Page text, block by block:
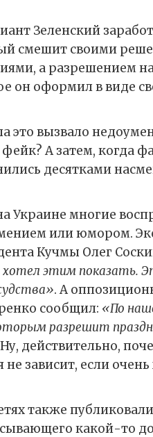
Зеленский
смешит своими
а разрешением
он оформил в виде
это вызвало
А затем, когда
десятками
Украине многие
или юмором.
Кучмы Олег
этим показать.
. А
сообщил: «По
разрешит
Ну, действительно,
не зависит, если очень
также
какой-то